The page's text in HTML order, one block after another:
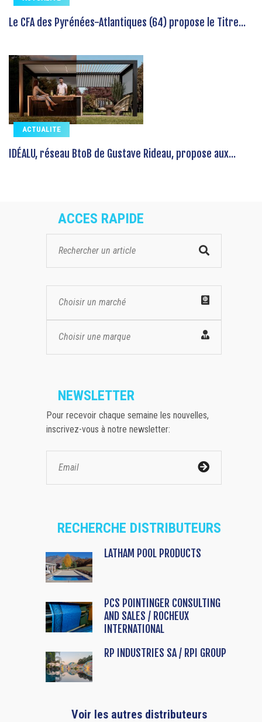
Le CFA des Pyrénées-Atlantiques (64) propose le Titre...
ACTUALITE
IDÉALU, réseau BtoB de Gustave Rideau, propose aux...
ACCES RAPIDE
Choisir un marché
Choisir une marque
NEWSLETTER
Pour recevoir chaque semaine les nouvelles,
inscrivez-vous à notre newsletter:
RECHERCHE DISTRIBUTEURS
LATHAM POOL PRODUCTS
PCS POINTINGER CONSULTING
AND SALES / ROCHEUX
INTERNATIONAL
RP INDUSTRIES SA / RPI GROUP
Voir les autres distributeurs